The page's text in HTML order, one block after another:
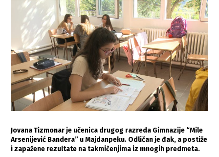
Jovana Tizmonar je učenica drugog razreda Gimnazije “Mile
Arsenijević Bandera” u Majdanpeku. Odličan je đak, a postiže
i zapažene rezultate na takmičenjima iz mnogih predmeta.